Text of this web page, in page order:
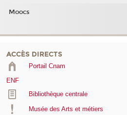
Moocs
ACCÈS DIRECTS
Portail Cnam
ENF
Bibliothèque centrale
Musée des Arts et métiers